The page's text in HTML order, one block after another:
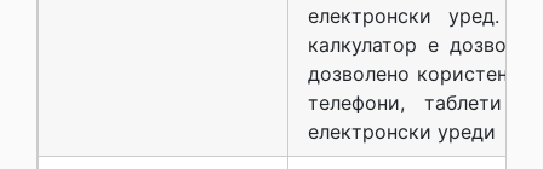
електронски уред.
калкулатор е
дозволено користење
телефони, таблети
електронски уреди